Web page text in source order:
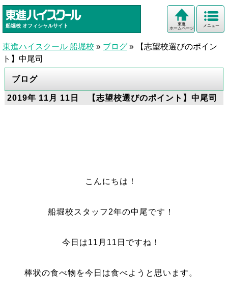
船堀校 オフィシャルサイト メニュー
東進
ホームページ
東進ハイスクール 船堀校 » ブログ »
【志望校選びのポイン
ト】中尾司
ブログ
2019年 11月 11日 【志望校選びのポイント】中尾司
こんにちは！
船堀校スタッフ2年の中尾です！
今日は11月11日ですね！
棒状の食べ物を今日は食べようと思います。